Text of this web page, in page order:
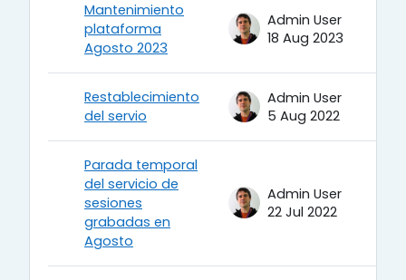
Mantenimiento
plataforma
Agosto 2023
Admin User
18 Aug 2023
Restablecimiento
del servio
Admin User
5 Aug 2022
Parada temporal
del servicio de
sesiones
grabadas en
Agosto
Admin User
22 Jul 2022